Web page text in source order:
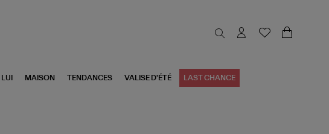
LUI MAISON TENDANCES VALISE D'ÉTÉ LAST CHANCE